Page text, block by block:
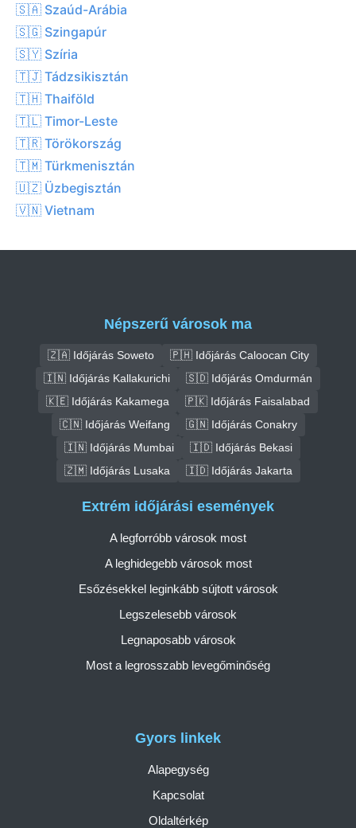
🇸🇦 Szaúd-Arábia
🇸🇬 Szingapúr
🇸🇾 Szíria
🇹🇯 Tádzsikisztán
🇹🇭 Thaiföld
🇹🇱 Timor-Leste
🇹🇷 Törökország
🇹🇲 Türkmenisztán
🇺🇿 Üzbegisztán
🇻🇳 Vietnam
Népszerű városok ma
🇿🇦 Időjárás Soweto
🇵🇭 Időjárás Caloocan City
🇮🇳 Időjárás Kallakurichi
🇸🇩 Időjárás Omdurmán
🇰🇪 Időjárás Kakamega
🇵🇰 Időjárás Faisalabad
🇨🇳 Időjárás Weifang
🇬🇳 Időjárás Conakry
🇮🇳 Időjárás Mumbai
🇮🇩 Időjárás Bekasi
🇿🇲 Időjárás Lusaka
🇮🇩 Időjárás Jakarta
Gyors linkek
Alapegység
Kapcsolat
Oldaltérkép
Extrém időjárási események
A legforróbb városok most
A leghidegebb városok most
Esőzésekkel leginkább sújtott városok
Legszelesebb városok
Legnaposabb városok
Most a legrosszabb levegőminőség